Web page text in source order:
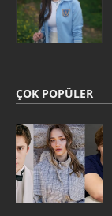
ÇOK POPÜLER